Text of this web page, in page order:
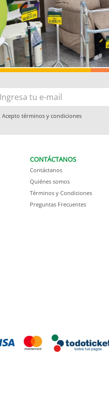
Acepto términos y condiciones
CONTÁCTANOS
Contáctanos
Quiénes somos
Términos y Condiciones
Preguntas Frecuentes